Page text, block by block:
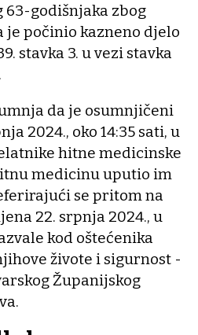
godišnjaka zbog
je počinio kazneno djelo
stavka 3. u vezi stavka
da je osumnjičeni
2024., oko 14:35 sati, u
hitne medicinske
medicinu uputio im
se pritom na
22. srpnja 2024., u
kod oštećenika
živote i sigurnost -
Županijskog